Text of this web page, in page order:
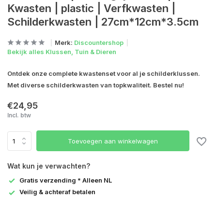
Kwasten | plastic | Verfkwasten |
Schilderkwasten | 27cm*12cm*3.5cm
Merk: Discountershop
Bekijk alles Klussen, Tuin & Dieren
Ontdek onze complete kwastenset voor al je schilderklussen.
Met diverse schilderkwasten van topkwaliteit. Bestel nu!
€24,95
Incl. btw
Toevoegen aan winkelwagen
Wat kun je verwachten?
Gratis verzending * Alleen NL
Veilig & achteraf betalen